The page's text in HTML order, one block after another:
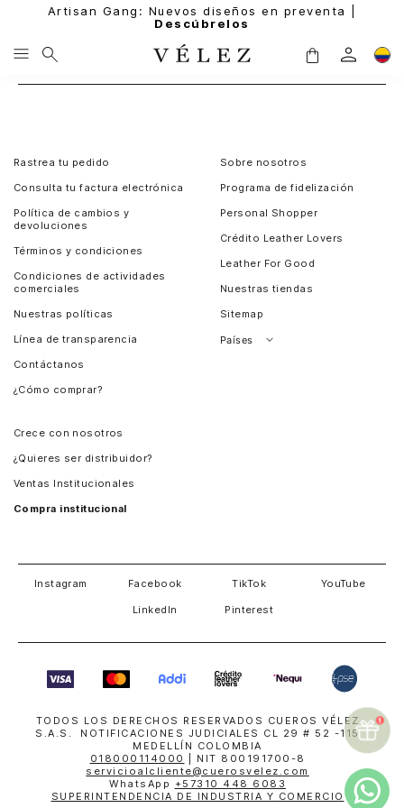
Artisan Gang: Nuevos diseños en preventa |
Descúbrelos
Rastrea tu pedido
Consulta tu factura electrónica
Política de cambios y
devoluciones
Términos y condiciones
Condiciones de actividades
comerciales
Nuestras políticas
Línea de transparencia
Contáctanos
¿Cómo comprar?
Sobre nosotros
Programa de fidelización
Personal Shopper
Crédito Leather Lovers
Leather For Good
Nuestras tiendas
Sitemap
Países
Crece con nosotros
¿Quieres ser distribuidor?
Ventas Institucionales
Compra institucional
Instagram Facebook TikTok YouTube
LinkedIn Pinterest
TODOS LOS DERECHOS RESERVADOS CUEROS VÉLEZ
S.A.S. NOTIFICACIONES JUDICIALES CL 29 # 52 -115
MEDELLÍN COLOMBIA
018000114000
| NIT 800191700-8
servicioalcliente@cuerosvelez.com
WhatsApp +57310 448 6083
SUPERINTENDENCIA DE INDUSTRIA Y COMERCIO